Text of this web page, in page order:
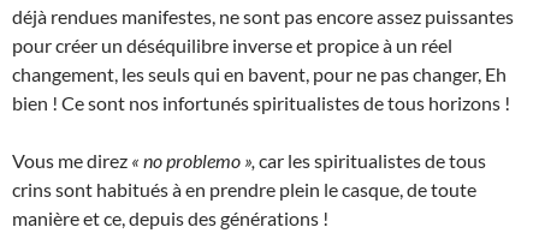
déjà rendues manifestes, ne sont pas encore assez puissantes
pour créer un déséquilibre inverse et propice à un réel
changement, les seuls qui en bavent, pour ne pas changer, Eh
bien ! Ce sont nos infortunés spiritualistes de tous horizons !
Vous me direz « no problemo », car les spiritualistes de tous
crins sont habitués à en prendre plein le casque, de toute
manière et ce, depuis des générations !